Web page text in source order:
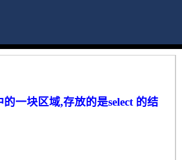
的一块区域,存放的是select 的结